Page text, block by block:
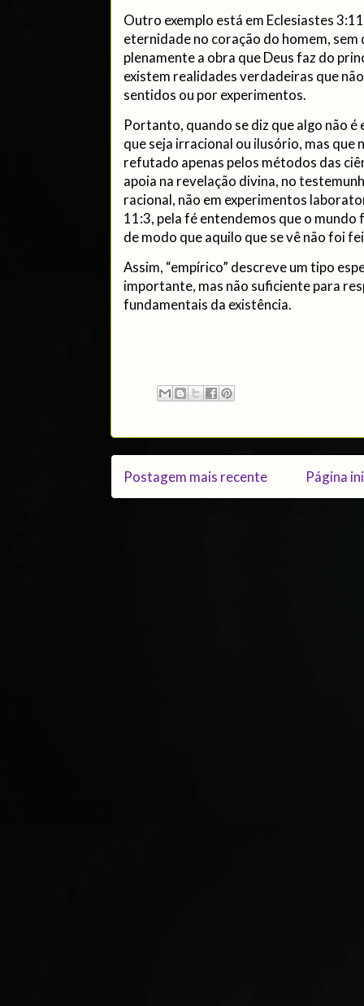
Outro exemplo está em Eclesiastes
eternidade no coração do homem,
plenamente a obra que Deus faz do
existem realidades verdadeiras que
sentidos ou por experimentos.
Portanto, quando se diz que algo não
que seja irracional ou ilusório, mas que
refutado apenas pelos métodos das
apoia na revelação divina, no
racional, não em experimentos
11:3, pela fé entendemos que o mundo
de modo que aquilo que se vê não foi
Assim, “empírico” descreve um tipo
importante, mas não suficiente para
fundamentais da existência.
Postagem mais recente Página